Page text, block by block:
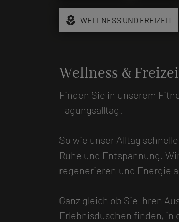
local_florist WELLNESS UND FREIZEIT
Wellness &
Finden Sie in unserem
Tagungsalltag.
So wie unser Alltag
Ruhe und Entspannung.
regenerieren und Energie
Ganz gleich ob Sie Ihren
Erlebnisduschen finden,